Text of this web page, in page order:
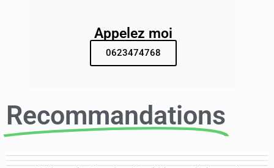
Appelez moi
0623474768
Recommandations